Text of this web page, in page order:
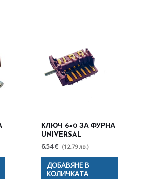
КЛЮЧ 6+0 ЗА ФУРНА
UNIVERSAL
6.54 € (12.79 лв.)
ДОБАВЯНЕ В
КОЛИЧКАТА